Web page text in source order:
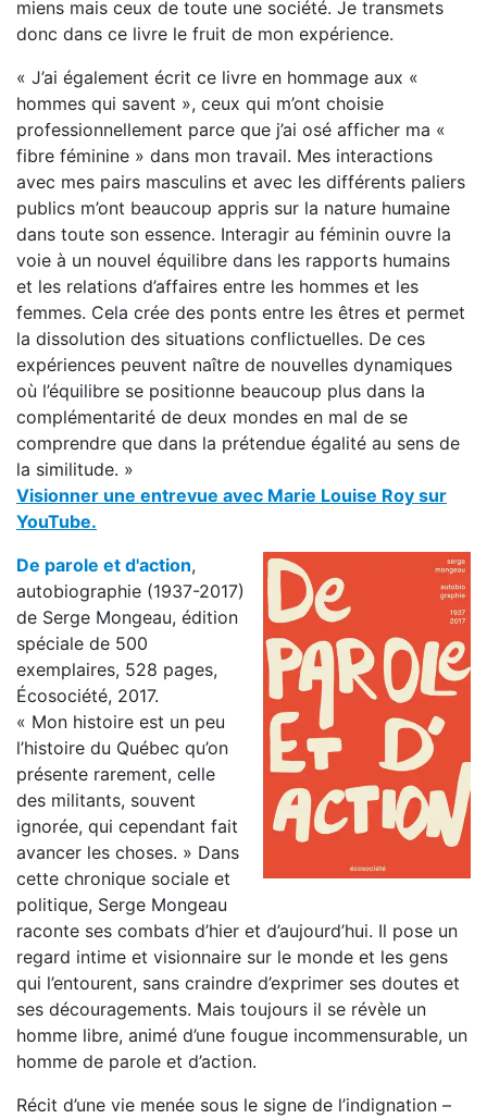
miens mais ceux de toute une société. Je transmets
donc dans ce livre le fruit de mon expérience.
« J’ai également écrit ce livre en hommage aux «
hommes qui savent », ceux qui m’ont choisie
professionnellement parce que j’ai osé afficher ma «
fibre féminine » dans mon travail. Mes interactions
avec mes pairs masculins et avec les différents paliers
publics m’ont beaucoup appris sur la nature humaine
dans toute son essence. Interagir au féminin ouvre la
voie à un nouvel équilibre dans les rapports humains
et les relations d’affaires entre les hommes et les
femmes. Cela crée des ponts entre les êtres et permet
la dissolution des situations conflictuelles. De ces
expériences peuvent naître de nouvelles dynamiques
où l’équilibre se positionne beaucoup plus dans la
complémentarité de deux mondes en mal de se
comprendre que dans la prétendue égalité au sens de
la similitude. »
Visionner une entrevue avec Marie Louise Roy sur
YouTube.
De parole et d'action,
autobiographie (1937-2017)
de Serge Mongeau, édition
spéciale de 500
exemplaires, 528 pages,
Écosociété, 2017.
« Mon histoire est un peu
l’histoire du Québec qu’on
présente rarement, celle
des militants, souvent
ignorée, qui cependant fait
avancer les choses. » Dans
cette chronique sociale et
politique, Serge Mongeau
raconte ses combats d’hier et d’aujourd’hui. Il pose un
regard intime et visionnaire sur le monde et les gens
qui l’entourent, sans craindre d’exprimer ses doutes et
ses découragements. Mais toujours il se révèle un
homme libre, animé d’une fougue incommensurable, un
homme de parole et d’action.
Récit d’une vie menée sous le signe de l’indignation –